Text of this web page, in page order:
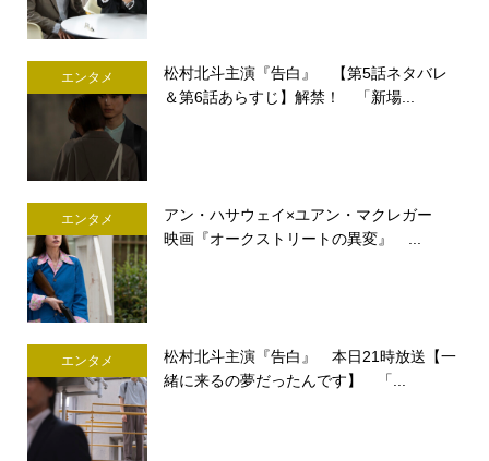
エンタメ
松村北斗主演『告白』 【第5話ネタバレ
＆第6話あらすじ】解禁！ 「新場...
エンタメ
アン・ハサウェイ×ユアン・マクレガー
映画『オークストリートの異変』 ...
エンタメ
松村北斗主演『告白』 本日21時放送【一
緒に来るの夢だったんです】 「...